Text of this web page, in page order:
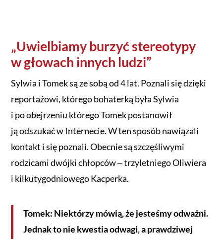
„Uwielbiamy burzyć stereotypy
w głowach innych ludzi”
Sylwia i Tomek są ze sobą od 4 lat. Poznali się dzięki
reportażowi, którego bohaterką była Sylwia
i po obejrzeniu którego Tomek postanowił
ją odszukać w Internecie. W ten sposób nawiązali
kontakt i się poznali. Obecnie są szczęśliwymi
rodzicami dwójki chłopców ‒ trzyletniego Oliwiera
i kilkutygodniowego Kacperka.
Tomek: Niektórzy mówią, że jesteśmy odważni.
Jednak to nie kwestia odwagi, a prawdziwej